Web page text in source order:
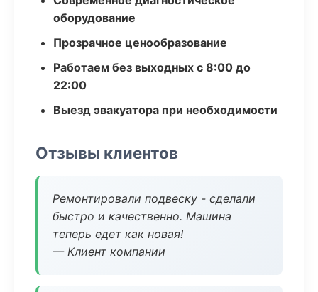
оборудование
Прозрачное ценообразование
Работаем без выходных с 8:00 до
22:00
Выезд эвакуатора при необходимости
Отзывы клиентов
Ремонтировали подвеску - сделали
быстро и качественно. Машина
теперь едет как новая!
— Клиент компании